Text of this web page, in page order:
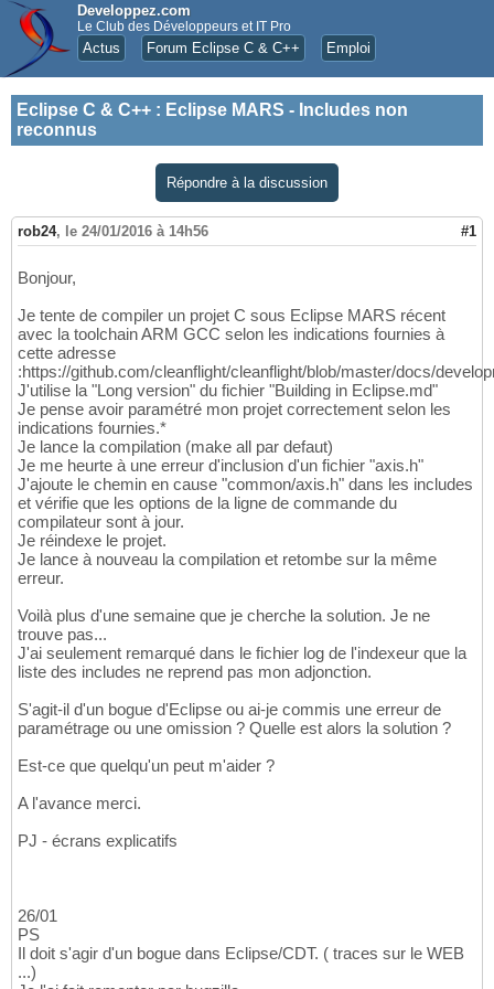
Developpez.com
Le Club des Développeurs et IT Pro
Actus Forum Eclipse C & C++ Emploi
Eclipse C & C++ : Eclipse MARS - Includes non
reconnus
Répondre à la discussion
rob24, le 24/01/2016 à 14h56 #1
Bonjour,
Je tente de compiler un projet C sous Eclipse MARS récent
avec la toolchain ARM GCC selon les indications fournies à
cette adresse
:https://github.com/cleanflight/cleanflight/blob/master/docs/
J'utilise la "Long version" du fichier "Building in Eclipse.md"
Je pense avoir paramétré mon projet correctement selon les
indications fournies.*
Je lance la compilation (make all par defaut)
Je me heurte à une erreur d'inclusion d'un fichier "axis.h"
J'ajoute le chemin en cause "common/axis.h" dans les includes
et vérifie que les options de la ligne de commande du
compilateur sont à jour.
Je réindexe le projet.
Je lance à nouveau la compilation et retombe sur la même
erreur.
Voilà plus d'une semaine que je cherche la solution. Je ne
trouve pas...
J'ai seulement remarqué dans le fichier log de l'indexeur que la
liste des includes ne reprend pas mon adjonction.
S'agit-il d'un bogue d'Eclipse ou ai-je commis une erreur de
paramétrage ou une omission ? Quelle est alors la solution ?
Est-ce que quelqu'un peut m'aider ?
A l'avance merci.
PJ - écrans explicatifs
26/01
PS
Il doit s'agir d'un bogue dans Eclipse/CDT. ( traces sur le WEB
...)